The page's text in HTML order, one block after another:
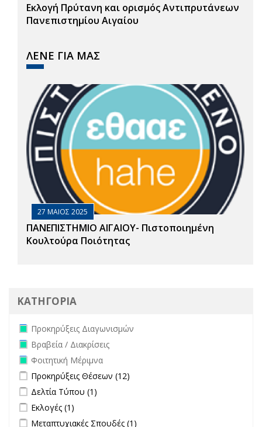
Εκλογή Πρύτανη και ορισμός Αντιπρυτάνεων
Πανεπιστημίου Αιγαίου
ΛΕΝΕ ΓΙΑ ΜΑΣ
27 ΜΑΙΟΣ 2025
ΠΑΝΕΠΙΣΤΗΜΙΟ ΑΙΓΑΙΟΥ- Πιστοποιημένη
Κουλτούρα Ποιότητας
ΚΑΤΗΓΟΡΙΑ
Remove Προκηρύξεις Διαγωνισμών filter
Προκηρύξεις Διαγωνισμών
Remove Βραβεία / Διακρίσεις filter
Βραβεία / Διακρίσεις
Remove Φοιτητική Μέριμνα filter
Φοιτητική Μέριμνα
Apply Προκηρύξεις Θέσεων filter
Προκηρύξεις Θέσεων (12)
Apply Δελτία Τύπου filter
Δελτία Τύπου (1)
Apply Εκλογές filter
Εκλογές (1)
Apply Μεταπτυχιακές Σπουδές filter
Μεταπτυχιακές Σπουδές (1)